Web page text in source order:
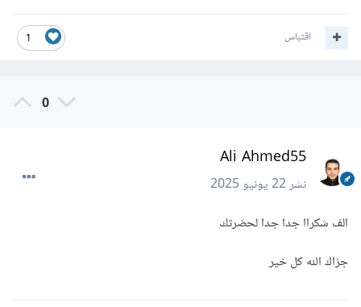
1 اقتباس
0
Ali Ahmed55
نشر22 يونيو 2025
الف شكراا جدا جدا لحضرتك
جزاك الله كل خير